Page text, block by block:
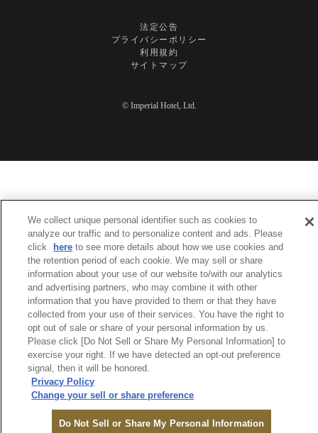
オンライン
ご予約 ログイン
法定公告
プライバシーポリシー
利用規約
サイトマップ
© Imperial Hotel, Ltd.
We collect unique personal identifier such as cookies to
analyze our traffic and to personalize content and ads. Please
click
here to see more details about how we use cookies and
the retention period of each cookie. We may sell or share
information about your use of our website to/with our analytics
and advertising partners, who may combine it with other
information that you have provided to them or that they have
collected from your use of their services. You have the right to
opt out of sale or share of your personal information by us.
Please click [Do Not Sell or Share My Personal Information] to
exercise your right. If we have detected an opt-out preference
signal, then it will be honored.
Privacy Policy
Change your sell or share preference
Do Not Sell or Share My Personal Information